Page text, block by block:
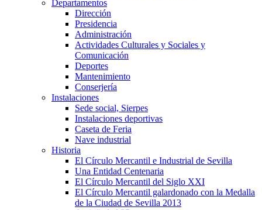
Departamentos
Dirección
Presidencia
Administración
Actividades Culturales y Sociales y
Comunicación
Deportes
Mantenimiento
Conserjería
Instalaciones
Sede social, Sierpes
Instalaciones deportivas
Caseta de Feria
Nave industrial
Historia
El Círculo Mercantil e Industrial de Sevilla
Una Entidad Centenaria
El Círculo Mercantil del Siglo XXI
El Círculo Mercantil galardonado con la Medalla
de la Ciudad de Sevilla 2013